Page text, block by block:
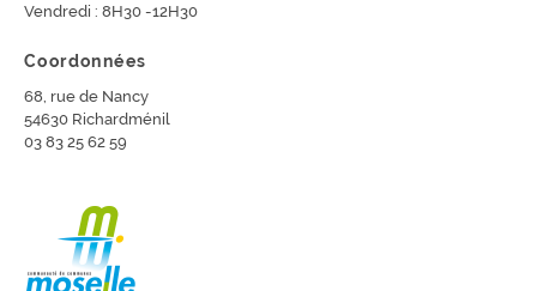
Vendredi : 8H30 -12H30
Coordonnées
68, rue de Nancy
54630 Richardménil
03 83 25 62 59